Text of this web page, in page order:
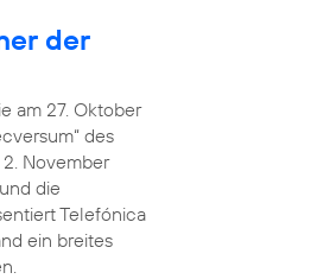
der
am 27. Oktober
des
November
die
Telefónica
ein breites